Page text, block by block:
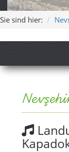
Sie sind hier: